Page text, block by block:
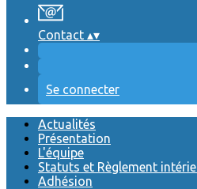
Contact ▴▾
Se connecter
Actualités
Présentation
L'équipe
Statuts et Règlement
Adhésion